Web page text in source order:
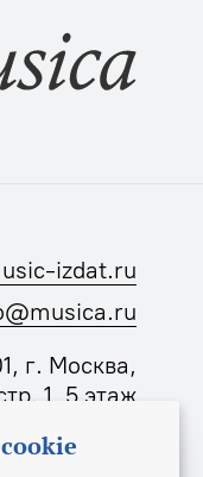
izdat.ru
г. Москва,
1, 5 этаж